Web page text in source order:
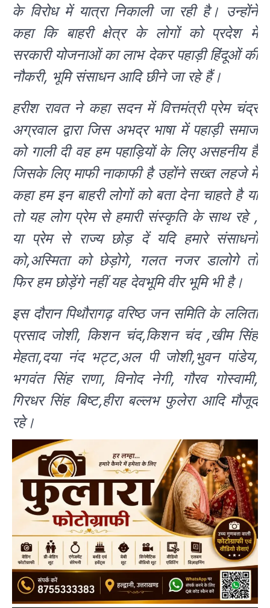
के विरोध में यात्रा निकाली जा रही है। उन्होंने
कहा कि बाहरी क्षेत्र के लोगों को प्रदेश में
सरकारी योजनाओं का लाभ देकर पहाड़ी हिंदूओं की
नौकरी, भूमि संसाधन आदि छीने जा रहे हैं।
हरीश रावत ने कहा सदन में वित्तमंत्री प्रेम चंद्र
अग्रवाल द्वारा जिस अभद्र भाषा में पहाड़ी समाज
को गाली दी वह हम पहाड़ियों के लिए असहनीय है
जिसके लिए माफी नाकाफी है उहोंने सख्त लहजे में
कहा हम इन बाहरी लोगों को बता देना चाहते है या
तो यह लोग प्रेम से हमारी संस्कृति के साथ रहे ,
या प्रेम से राज्य छोड़ दें यदि हमारे संसाधनों
को,अस्मिता को छेड़ोगे, गलत नजर डालोगे तो
फिर हम छोड़ेंगे नहीं यह देवभूमि वीर भूमि भी है।
इस दौरान पिथौरागढ़ वरिष्ठ जन समिति के ललिता
प्रसाद जोशी, किशन चंद,किशन चंद ,खीम सिंह
मेहता,दया नंद भट्ट,अल पी जोशी,भुवन पांडेय,
भगवंत सिंह राणा, विनोद नेगी, गौरव गोस्वामी,
गिरधर सिंह बिष्ट,हीरा बल्लभ फुलेरा आदि मौजूद
रहे।